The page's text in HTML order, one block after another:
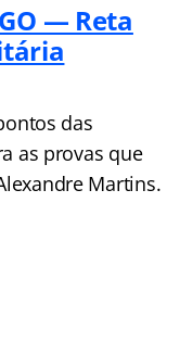
— Reta
das
as provas que
Martins.